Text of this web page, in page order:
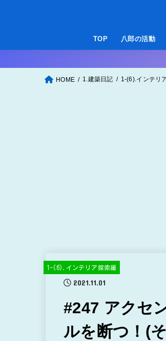
TOP 八郎の活動
HOME 1.建築日記 1-(6).インテリ
1-(6).インテリア探索編
2021.11.01
#247 アクセ
ルを断つ！(